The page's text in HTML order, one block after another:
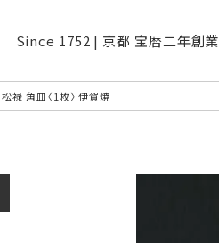
Since 1752 | 京都 宝暦二年創業
松禄 角皿〈1枚〉 伊賀焼